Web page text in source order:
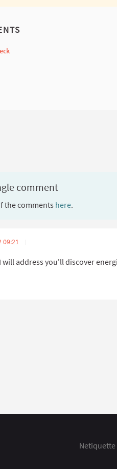
comment
the comments here.
09:21
address you'll discover